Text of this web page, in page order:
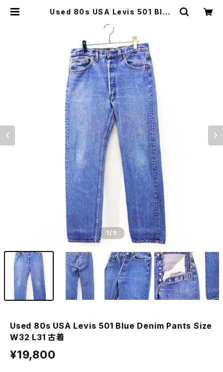
Used 80s USA Levis 501 Blue
着 | ear vintage&culture store
1/9
Used 80s USA Levis 501 Blue Denim Pants Size
W32 L31 古着
¥19,800